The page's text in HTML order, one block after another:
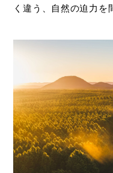
く違う、自然の迫力を